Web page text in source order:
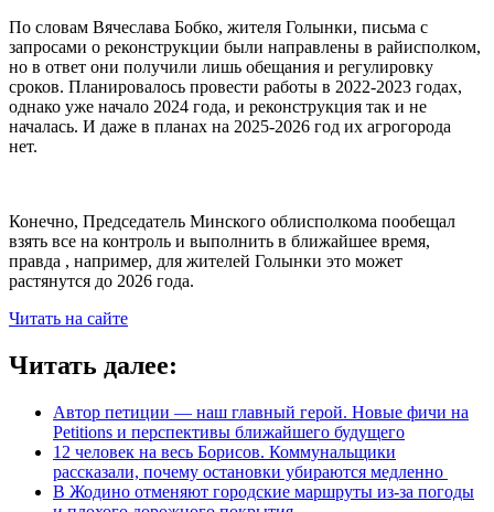
По словам Вячеслава Бобко, жителя Голынки, письма с
запросами о реконструкции были направлены в райисполком,
но в ответ они получили лишь обещания и регулировку
сроков. Планировалось провести работы в 2022-2023 годах,
однако уже начало 2024 года, и реконструкция так и не
началась. И даже в планах на 2025-2026 год их агрогорода
нет.
Конечно, Председатель Минского облисполкома пообещал
взять все на контроль и выполнить в ближайшее время,
правда , например, для жителей Голынки это может
растянутся до 2026 года.
Читать на сайте
Читать далее:
Автор петиции — наш главный герой. Новые фичи на
Petitions и перспективы ближайшего будущего
12 человек на весь Борисов. Коммунальщики
рассказали, почему остановки убираются медленно
В Жодино отменяют городские маршруты из-за погоды